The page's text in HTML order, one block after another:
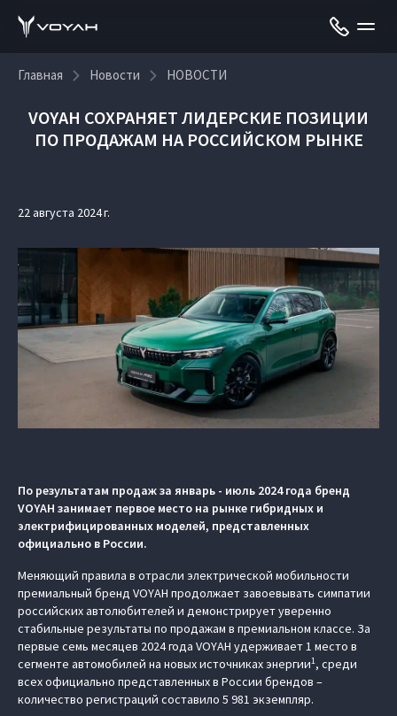
Главная Новости НОВОСТИ
VOYAH СОХРАНЯЕТ ЛИДЕРСКИЕ ПОЗИЦИИ
ПО ПРОДАЖАМ НА РОССИЙСКОМ РЫНКЕ
22 августа 2024 г.
По результатам продаж за январь - июль 2024 года бренд
VOYAH занимает первое место на рынке гибридных и
электрифицированных моделей, представленных
официально в России.
Меняющий правила в отрасли электрической мобильности
премиальный бренд VOYAH продолжает завоевывать симпатии
российских автолюбителей и демонстрирует уверенно
стабильные результаты по продажам в премиальном классе. За
первые семь месяцев 2024 года VOYAH удерживает 1 место в
сегменте автомобилей на новых источниках энергии1, среди
всех официально представленных в России брендов –
количество регистраций составило 5 981 экземпляр.